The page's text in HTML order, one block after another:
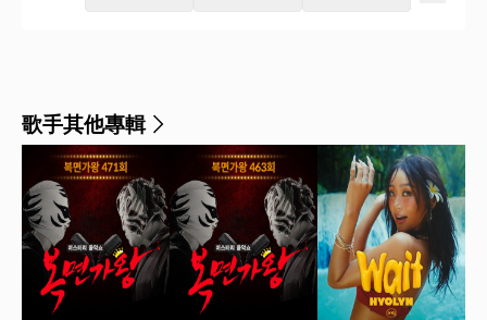
歌手其他專輯